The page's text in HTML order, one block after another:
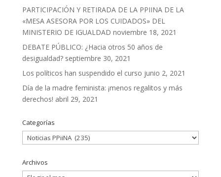
PARTICIPACIÓN Y RETIRADA DE LA PPIINA DE LA
«MESA ASESORA POR LOS CUIDADOS» DEL
MINISTERIO DE IGUALDAD noviembre 18, 2021
DEBATE PÚBLICO: ¿Hacia otros 50 años de
desigualdad? septiembre 30, 2021
Los políticos han suspendido el curso junio 2, 2021
Día de la madre feminista: ¡menos regalitos y más
derechos! abril 29, 2021
Categorías
Categorías
Archivos